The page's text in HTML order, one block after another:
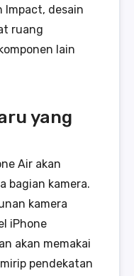
Impact, desain
ruang
lain
yang
Air akan
bagian kamera.
kamera
iPhone
akan memakai
pendekatan